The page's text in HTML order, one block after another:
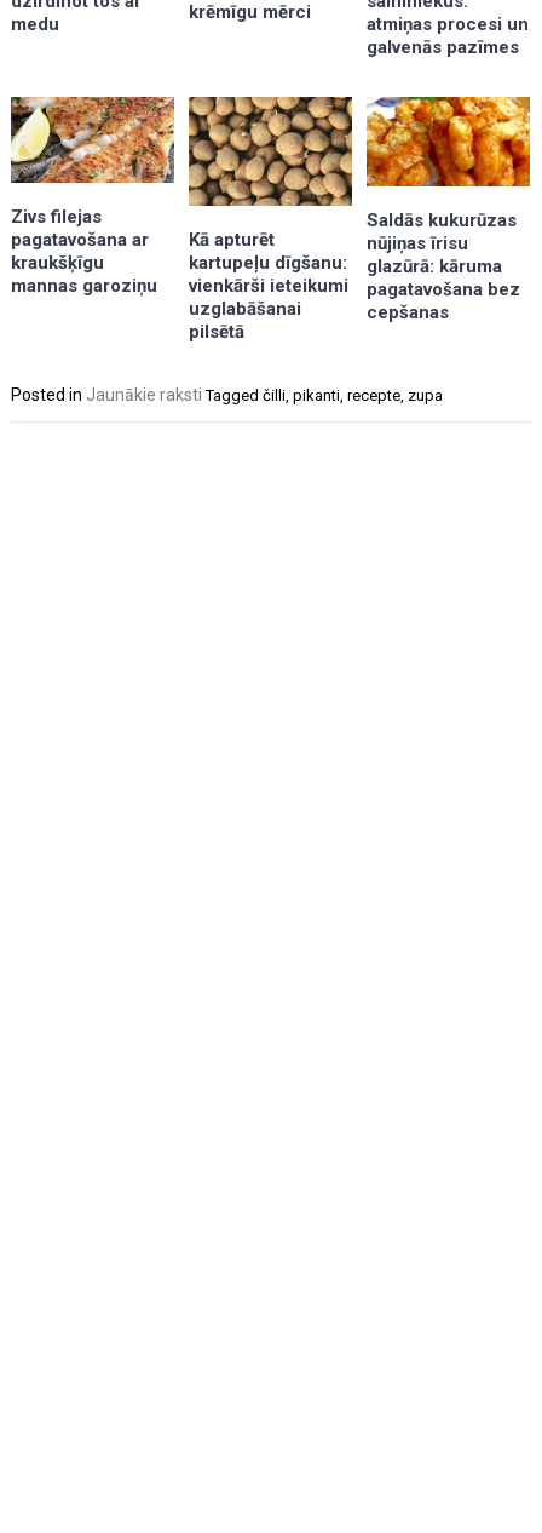
medu
krēmīgu mērci
atmiņas procesi un
galvenās pazīmes
Zivs filejas
pagatavošana ar
kraukšķīgu
mannas garoziņu
Kā apturēt
kartupeļu dīgšanu:
vienkārši ieteikumi
uzglabāšanai
pilsētā
Saldās kukurūzas
nūjiņas īrisu
glazūrā: kāruma
pagatavošana bez
cepšanas
Posted in Jaunākie raksti Taggedčilli ,pikanti ,recepte zupa